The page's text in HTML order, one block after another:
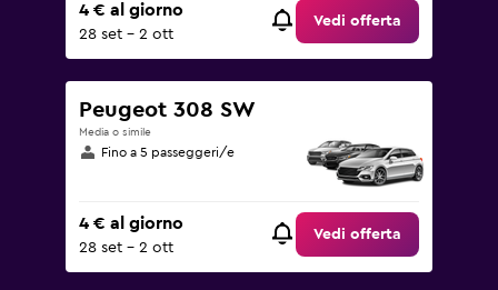
4 € al giorno
28 set - 2 ott
Vedi offerta
Peugeot 308 SW
Media o simile
Fino a 5 passeggeri/e
4 € al giorno
28 set - 2 ott
Vedi offerta